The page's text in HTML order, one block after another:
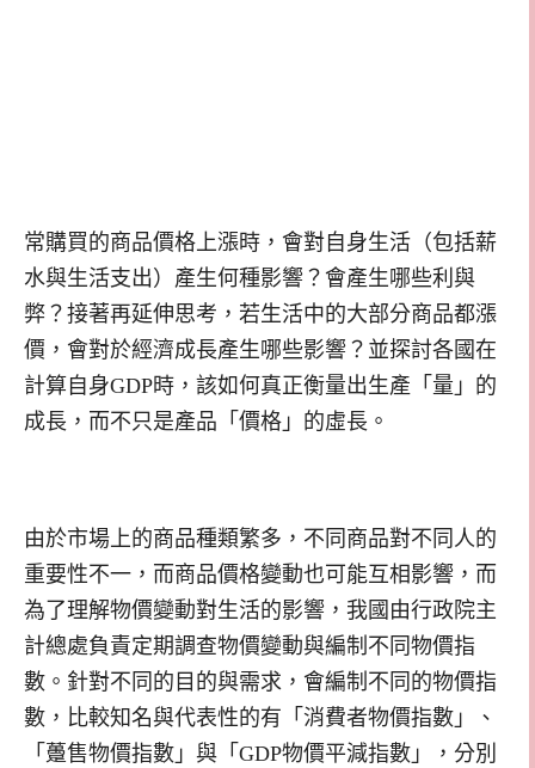
常購買的商品價格上漲時，會對自身生活（包括薪
水與生活支出）產生何種影響？會產生哪些利與
弊？接著再延伸思考，若生活中的大部分商品都漲
價，會對於經濟成長產生哪些影響？並探討各國在
計算自身GDP時，該如何真正衡量出生產「量」的
成長，而不只是產品「價格」的虛長。
由於市場上的商品種類繁多，不同商品對不同人的
重要性不一，而商品價格變動也可能互相影響，而
為了理解物價變動對生活的影響，我國由行政院主
計總處負責定期調查物價變動與編制不同物價指
數。針對不同的目的與需求，會編制不同的物價指
數，比較知名與代表性的有「消費者物價指數」、
「躉售物價指數」與「GDP物價平減指數」，分別